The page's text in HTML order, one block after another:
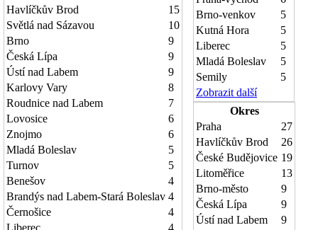
Havlíčkův Brod
15
Světlá nad Sázavou
10
Brno
9
Česká Lípa
9
Ústí nad Labem
9
Karlovy Vary
8
Roudnice nad Labem
7
Lovosice
6
Znojmo
6
Mladá Boleslav
5
Turnov
5
Benešov
4
Brandýs nad Labem-Stará Boleslav 4
Černošice
4
Liberec
4
Brno-venkov
5
Kutná Hora
5
Liberec
5
Mladá Boleslav
5
Semily
5
Zobrazit další
Okres
Praha
27
Havlíčkův Brod
26
České Budějovice 19
Litoměřice
13
Brno-město
9
Česká Lípa
9
Ústí nad Labem
9